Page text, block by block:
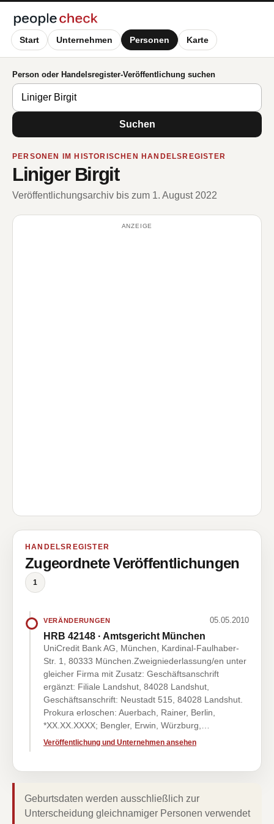
Start Unternehmen Personen Karte
Person oder Handelsregister-Veröffentlichung suchen
Suchen
PERSONEN IM HISTORISCHEN HANDELSREGISTER
Liniger Birgit
Veröffentlichungsarchiv bis zum 1. August 2022
ANZEIGE
HANDELSREGISTER
Zugeordnete Veröffentlichungen
1
VERÄNDERUNGEN 05.05.2010
HRB 42148 · Amtsgericht München
UniCredit Bank AG, München, Kardinal-Faulhaber-
Str. 1, 80333 München.Zweigniederlassung/en unter
gleicher Firma mit Zusatz: Geschäftsanschrift
ergänzt: Filiale Landshut, 84028 Landshut,
Geschäftsanschrift: Neustadt 515, 84028 Landshut.
Prokura erloschen: Auerbach, Rainer, Berlin,
*XX.XX.XXXX; Bengler, Erwin, Würzburg,…
Veröffentlichung und Unternehmen ansehen
Geburtsdaten werden ausschließlich zur
Unterscheidung gleichnamiger Personen verwendet